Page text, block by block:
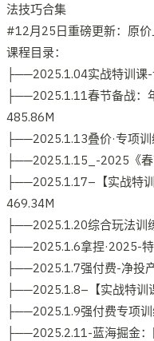
法技巧合集
#12月25日重磅更新：原价
课程目录：
├──2025.1.04实战特训课
├──2025.1.11春节备战：
485.86M
├──2025.1.13叠价·专项
├──2025.1.15_-2025《
├──2025.1.17–【实战特
469.34M
├──2025.1.20综合玩法训
├──2025.1.6拿捏·2025-
├──2025.1.7强付费-净投
├──2025.1.8–【实战特训
├──2025.1.9强付费专项
├──2025.2.11-蓝海掘金